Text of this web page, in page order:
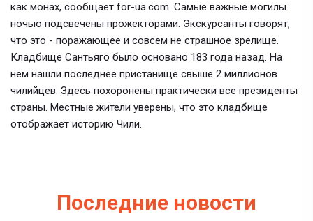
как монах, сообщает for-ua.com. Самые важные могилы
ночью подсвечены прожекторами. Экскурсанты говорят,
что это - поражающее и совсем не страшное зрелище.
Кладбище Сантьяго было основано 183 года назад. На
нем нашли последнее пристанище свыше 2 миллионов
чилийцев. Здесь похоронены практически все президенты
страны. Местные жители уверены, что это кладбище
отображает историю Чили.
Последние новости